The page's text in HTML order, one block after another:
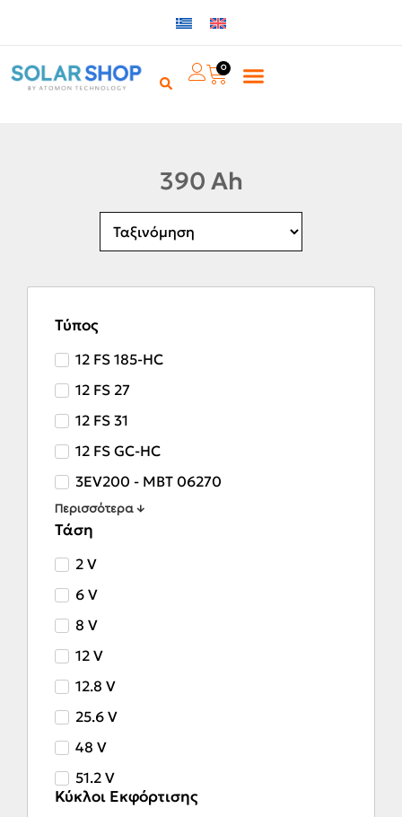
0
390 Ah
Τύπος
12 FS 185-HC
12 FS 27
12 FS 31
12 FS GC-HC
3EV200 - MBT 06270
Περισσότερα ↓
Τάση
2 V
6 V
8 V
12 V
12.8 V
25.6 V
48 V
51.2 V
Κύκλοι Εκφόρτισης